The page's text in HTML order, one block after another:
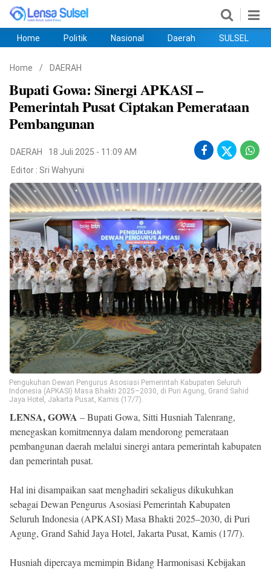
©
Copyright
2026
lensasulsel.com
.
All
Right
Reserved
Home Politik Nasional Daerah SULSEL
Home / DAERAH
Bupati Gowa: Sinergi APKASI –
Pemerintah Pusat Ciptakan Pemerataan
Pembangunan
DAERAH
18 Juli 2025 - 11:09 AM
Editor : Sri Wahyuni
Pengukuhan Dewan Pengurus Asosiasi Pemerintah Kabupaten Seluruh
Indonesia (APKASI) Masa Bhakti 2025–2030, di Puri Agung, Grand Sahid
Jaya Hotel, Jakarta Pusat, Kamis (17/7).
LENSA, GOWA – Bupati Gowa, Sitti Husniah Talenrang,
menegaskan komitmennya dalam mendorong pemerataan
pembangunan daerah melalui sinergi antara pemerintah kabupaten
dan pemerintah pusat.
Hal ini disampaikan saat menghadiri sekaligus dikukuhkan
sebagai Dewan Pengurus Asosiasi Pemerintah Kabupaten
Seluruh Indonesia (APKASI) Masa Bhakti 2025–2030, di Puri
Agung, Grand Sahid Jaya Hotel, Jakarta Pusat, Kamis (17/7).
Husniah dipercaya memimpin Bidang Harmonisasi Kebijakan